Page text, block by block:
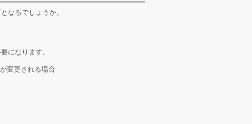
なるでしょうか。
になります。
変更される場合